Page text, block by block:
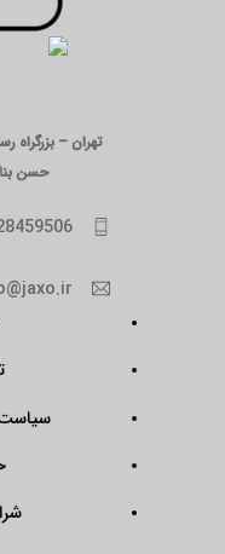
تهران – بزرگراه
حسن